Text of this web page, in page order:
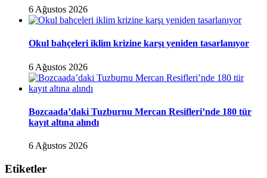
6 Ağustos 2026
Okul bahçeleri iklim krizine karşı yeniden tasarlanıyor
6 Ağustos 2026
Bozcaada’daki Tuzburnu Mercan Resifleri’nde 180 tür
kayıt altına alındı
6 Ağustos 2026
Etiketler